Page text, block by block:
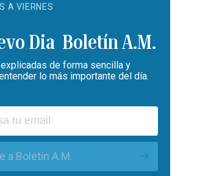
A VIERNES
Boletín A.M.
de forma sencilla y
lo más importante del día.
a Boletín A.M.